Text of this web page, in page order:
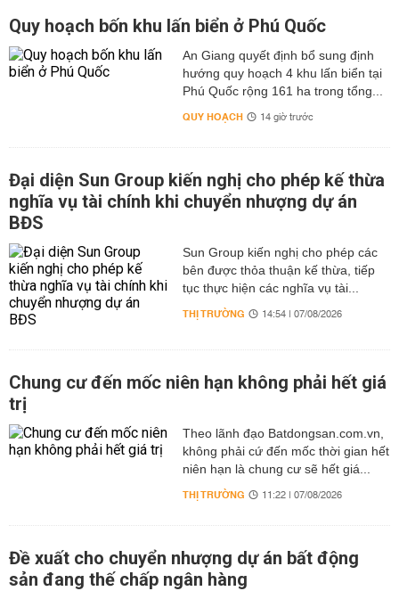
Quy hoạch bốn khu lấn biển ở Phú Quốc
An Giang quyết định bổ sung định
hướng quy hoạch 4 khu lấn biển tại
Phú Quốc rộng 161 ha trong tổng...
QUY HOẠCH 14 giờ trước
Đại diện Sun Group kiến nghị cho phép kế thừa
nghĩa vụ tài chính khi chuyển nhượng dự án
BĐS
Sun Group kiến nghị cho phép các
bên được thỏa thuận kế thừa, tiếp
tục thực hiện các nghĩa vụ tài...
THỊ TRƯỜNG 14:54 | 07/08/2026
Chung cư đến mốc niên hạn không phải hết giá
trị
Theo lãnh đạo Batdongsan.com.vn,
không phải cứ đến mốc thời gian hết
niên hạn là chung cư sẽ hết giá...
THỊ TRƯỜNG 11:22 | 07/08/2026
Đề xuất cho chuyển nhượng dự án bất động
sản đang thế chấp ngân hàng